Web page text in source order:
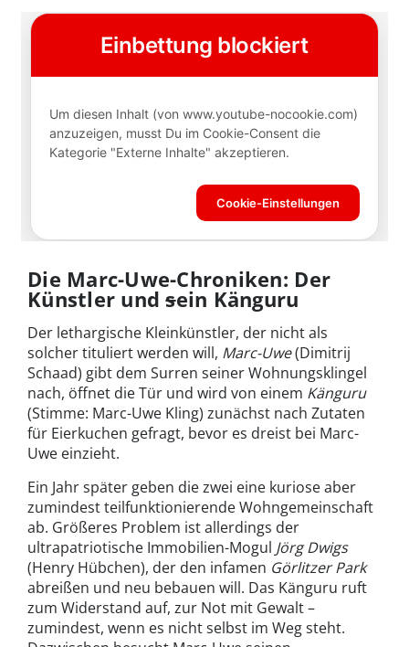
Die Marc-Uwe-Chroniken: Der
Künstler undsein Känguru
Der lethargische Kleinkünstler, der nicht als
solcher tituliert werden will, Marc-Uwe(Dimitrij
Schaad) gibt dem Surren seiner Wohnungsklingel
nach, öffnet die Tür und wird von einem Känguru
(Stimme: Marc-Uwe Kling) zunächst nach Zutaten
für Eierkuchen gefragt, bevor es dreist bei Marc-
Uwe einzieht.
Ein Jahr später geben die zwei eine kuriose aber
zumindest teilfunktionierende Wohngemeinschaft
ab. Größeres Problem ist allerdings der
ultrapatriotische Immobilien-Mogul Jörg Dwigs
(Henry Hübchen), der den infamen Görlitzer Park
abreißen und neu bebauen will. Das Känguru ruft
zum Widerstand auf, zur Not mit Gewalt –
zumindest, wenn es nicht selbst im Weg steht.